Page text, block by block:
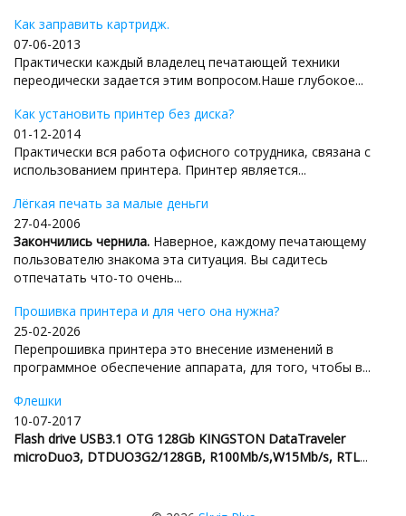
Как заправить картридж.
07-06-2013
Практически каждый владелец печатающей техники
переодически задается этим вопросом.Наше глубокое...
Как установить принтер без диска?
01-12-2014
Практически вся работа офисного сотрудника, связана с
использованием принтера. Принтер является...
Лёгкая печать за малые деньги
27-04-2006
Закончились чернила. Наверное, каждому печатающему
пользователю знакома эта ситуация. Вы садитесь
отпечатать что-то очень...
Прошивка принтера и для чего она нужна?
25-02-2026
Перепрошивка принтера это внесение изменений в
программное обеспечение аппарата, для того, чтобы в...
Флешки
10-07-2017
Flash drive USB3.1 OTG 128Gb KINGSTON DataTraveler
microDuo3, DTDUO3G2/128GB, R100Mb/s,W15Mb/s, RTL...